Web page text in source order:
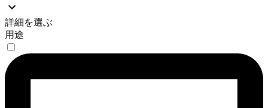
詳細を選ぶ
用途